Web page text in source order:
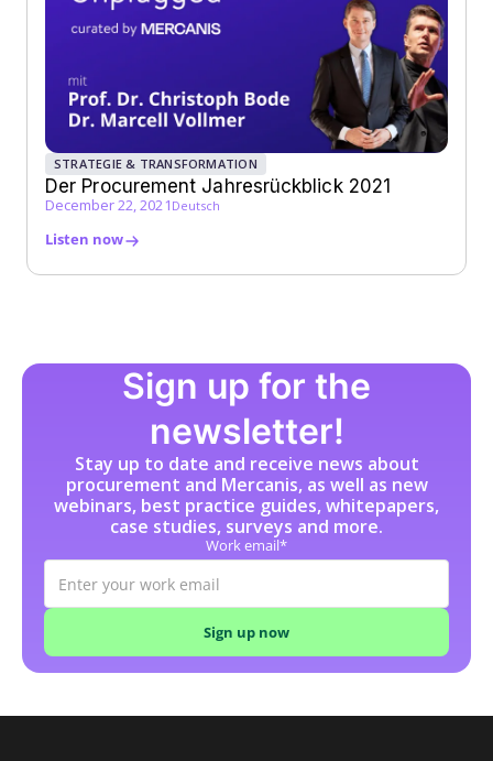
STRATEGIE & TRANSFORMATION
Der Procurement Jahresrückblick 2021
December 22, 2021 Deutsch
Listen now
Sign up for the
newsletter!
Stay up to date and receive news about
procurement and Mercanis, as well as new
webinars, best practice guides, whitepapers,
case studies, surveys and more.
Work email*